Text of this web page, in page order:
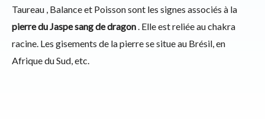
Taureau , Balance et Poisson sont les signes associés à la
pierre du Jaspe sang de dragon. Elle est reliée au chakra
racine. Les gisements de la pierre se situe au Brésil, en
Afrique du Sud, etc.